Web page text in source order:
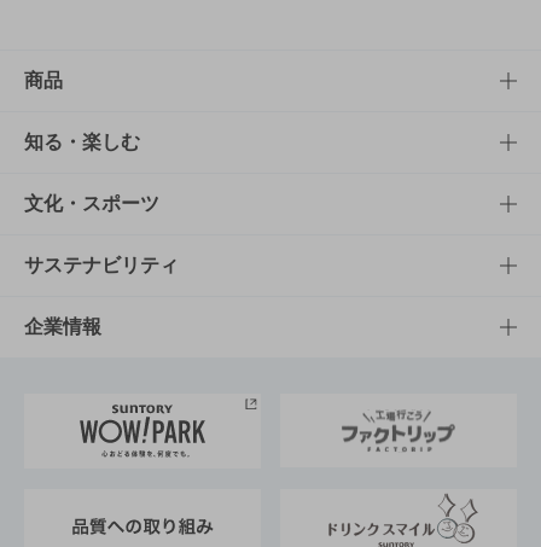
商品
商品TOP
商品一覧
商品発売情報
栄養成分一覧
知る・楽しむ
知る・楽しむTOP
キャンペーン
工場見学
地域情報
文化・スポーツ
文化・スポーツTOP
サントリーホール
サントリーサンバーズ大阪
サステナビリティ
サステナビリティTOP
サントリーが考えるサステナビリティ経営
企業情報
企業概要